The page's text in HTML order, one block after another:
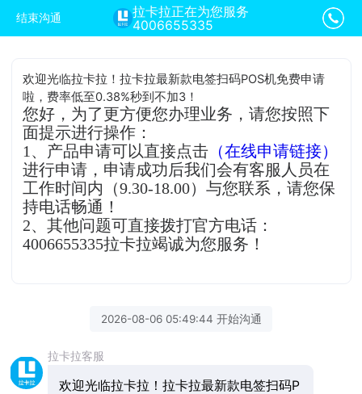
结束沟通
拉卡拉正在为您服务
4006655335
欢迎光临拉卡拉！拉卡拉最新款电签扫码POS机免费申请
啦，费率低至0.38%秒到不加3！
您好，为了更方便您办理业务，请您按照下
面提示进行操作：
1、产品申请可以直接点击 （在线申请链接）
进行申请，申请成功后我们会有客服人员在
工作时间内（9.30-18.00）与您联系，请您保
持电话畅通！
2、其他问题可直接拨打官方电话：
4006655335拉卡拉竭诚为您服务！
2026-08-06 05:49:44 开始沟通
拉卡拉客服
欢迎光临拉卡拉！拉卡拉最新款电签扫码P